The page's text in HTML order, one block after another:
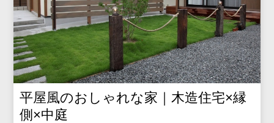
平屋風のおしゃれな家｜木造住宅×縁
側×中庭